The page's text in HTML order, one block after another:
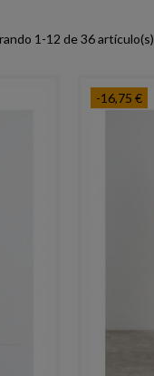
1-12 de 36 artículo(s)
-16,75 €